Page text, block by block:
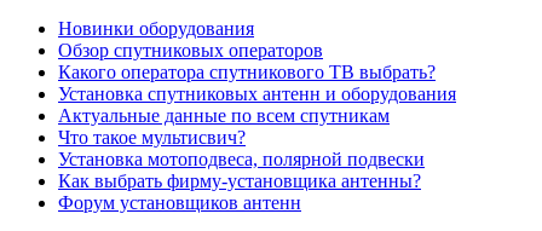
Новинки оборудования
Обзор спутниковых операторов
Какого оператора спутникового ТВ выбрать?
Установка спутниковых антенн и оборудования
Актуальные данные по всем спутникам
Что такое мультисвич?
Установка мотоподвеса, полярной подвески
Как выбрать фирму-установщика антенны?
Форум установщиков антенн